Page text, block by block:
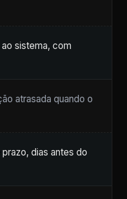
ao sistema, com
atrasada quando o
prazo, dias antes do